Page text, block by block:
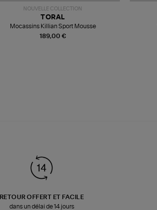
NOUVELLE COLLECTION
189,00 €
TORAL
Mocassins Killian Sport Mousse
RETOUR OFFERT ET FACILE
dans un délai de 14 jours